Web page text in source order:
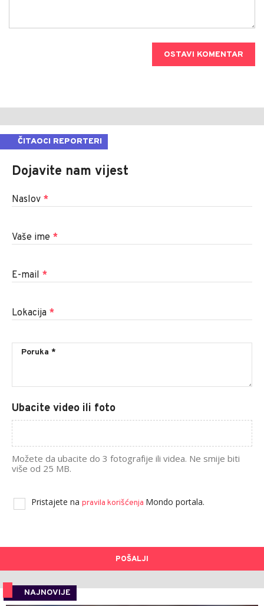
OSTAVI KOMENTAR
ČITAOCI REPORTERI
Dojavite nam vijest
Naslov *
Vaše ime *
E-mail *
Lokacija *
Ubacite video ili foto
Možete da ubacite do 3 fotografije ili videa. Ne smije biti
više od 25 MB.
Pristajete na pravila korišćenja Mondo portala.
POŠALJI
NAJNOVIJE